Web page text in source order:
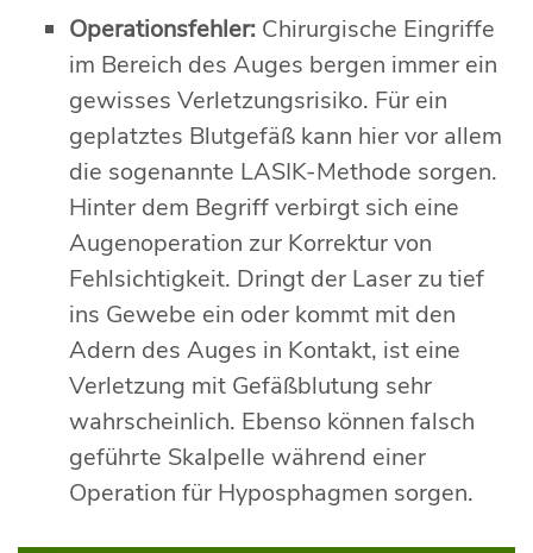
Operationsfehler: Chirurgische Eingriffe
im Bereich des Auges bergen immer ein
gewisses Verletzungsrisiko. Für ein
geplatztes Blutgefäß kann hier vor allem
die sogenannte LASIK-Methode sorgen.
Hinter dem Begriff verbirgt sich eine
Augenoperation zur Korrektur von
Fehlsichtigkeit. Dringt der Laser zu tief
ins Gewebe ein oder kommt mit den
Adern des Auges in Kontakt, ist eine
Verletzung mit Gefäßblutung sehr
wahrscheinlich. Ebenso können falsch
geführte Skalpelle während einer
Operation für Hyposphagmen sorgen.